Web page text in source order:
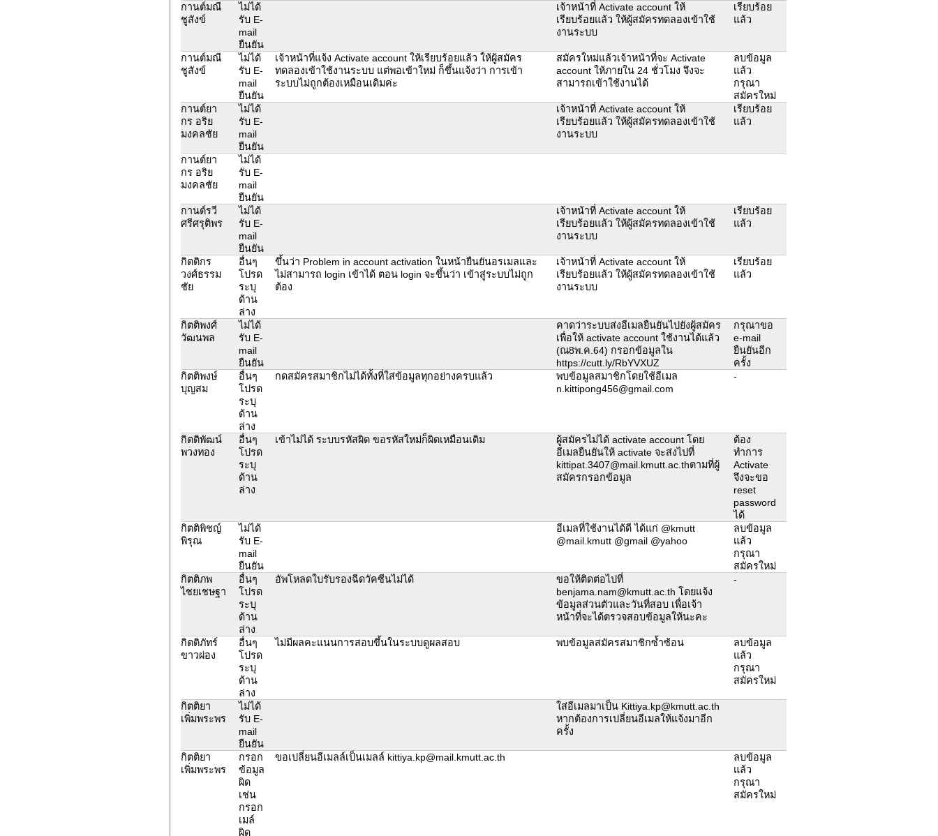
กานต์มณี
ชูสังข์
ไม่ได้
รับ E-
mail
ยืนยัน
เจ้าหน้าที่ Activate account ให้
เรียบร้อยแล้ว ให้ผู้สมัครทดลองเข้าใช้
งานระบบ
เรียบร้อย
แล้ว
กานต์มณี
ชูสังข์
ไม่ได้
รับ E-
mail
ยืนยัน
เจ้าหน้าที่แจ้ง Activate account ให้เรียบร้อยแล้ว ให้ผู้สมัคร
ทดลองเข้าใช้งานระบบ แต่พอเข้าใหม่ ก็ขึ้นแจ้งว่า การเข้า
ระบบไม่ถูกต้องเหมือนเดิมค่ะ
สมัครใหม่แล้วเจ้าหน้าที่จะ Activate
account ให้ภายใน 24 ชั่วโมง จึงจะ
สามารถเข้าใช้งานได้
ลบข้อมูล
แล้ว
กรุณา
สมัครใหม่
กานต์ยา
กร อริย
มงคลชัย
ไม่ได้
รับ E-
mail
ยืนยัน
เจ้าหน้าที่ Activate account ให้
เรียบร้อยแล้ว ให้ผู้สมัครทดลองเข้าใช้
งานระบบ
เรียบร้อย
แล้ว
กานต์ยา
กร อริย
มงคลชัย
ไม่ได้
รับ E-
mail
ยืนยัน
กานต์รวี
ศรีศรุติพร
ไม่ได้
รับ E-
mail
ยืนยัน
เจ้าหน้าที่ Activate account ให้
เรียบร้อยแล้ว ให้ผู้สมัครทดลองเข้าใช้
งานระบบ
เรียบร้อย
แล้ว
กิตติกร
วงศ์ธรรม
ชัย
อื่นๆ
โปรด
ระบุ
ด้าน
ล่าง
ขึ้นว่า Problem in account activation ในหน้ายืนยันอรเมลและ
ไม่สามารถ login เข้าได้ ตอน login จะขึ้นว่า เข้าสู่ระบบไม่ถูก
ต้อง
เจ้าหน้าที่ Activate account ให้
เรียบร้อยแล้ว ให้ผู้สมัครทดลองเข้าใช้
งานระบบ
เรียบร้อย
แล้ว
กิตติพงศ์
วัฒนพล
ไม่ได้
รับ E-
mail
ยืนยัน
คาดว่าระบบส่งอีเมลยืนยันไปยังผู้สมัคร
เพื่อให้ activate account ใช้งานได้แล้ว
(ณ8พ.ค.64) กรอกข้อมูลใน
https://cutt.ly/RbYVXUZ
กรุณาขอ
e-mail
ยืนยันอีก
ครั้ง
กิตติพงษ์
บุญสม
อื่นๆ
โปรด
ระบุ
ด้าน
ล่าง
กดสมัครสมาชิกไม่ได้ทั้งที่ใส่ข้อมูลทุกอย่างครบแล้ว
พบข้อมูลสมาชิกโดยใช้อีเมล
n.kittipong456@gmail.com
-
กิตติพัฒน์
พวงทอง
อื่นๆ
โปรด
ระบุ
ด้าน
ล่าง
เข้าไม่ได้ ระบบรหัสผิด ขอรหัสใหม่ก็ผิดเหมือนเดิม
ผู้สมัครไม่ได้ activate account โดย
อีเมลยืนยันให้ activate จะส่งไปที่
kittipat.3407@mail.kmutt.ac.thตามที่ผู้
สมัครกรอกข้อมูล
ต้อง
ทำการ
Activate
จึงจะขอ
reset
password
ได้
กิตติพิชญ์
พิรุณ
ไม่ได้
รับ E-
mail
ยืนยัน
อีเมลที่ใช้งานได้ดี ได้แก่ @kmutt
@mail.kmutt @gmail @yahoo
ลบข้อมูล
แล้ว
กรุณา
สมัครใหม่
กิตติภพ
ไชยเชษฐา
อื่นๆ
โปรด
ระบุ
ด้าน
ล่าง
อัพโหลดใบรับรองฉีดวัคซีนไม่ได้
ขอให้ติดต่อไปที่
benjama.nam@kmutt.ac.th โดยแจ้ง
ข้อมูลส่วนตัวและวันที่สอบ เพื่อเจ้า
หน้าที่จะได้ตรวจสอบข้อมูลให้นะคะ
-
กิตติภัทร์
ขาวผ่อง
อื่นๆ
โปรด
ระบุ
ด้าน
ล่าง
ไม่มีผลคะแนนการสอบขึ้นในระบบดูผลสอบ พบข้อมูลสมัครสมาชิกซ้ำซ้อน
ลบข้อมูล
แล้ว
กรุณา
สมัครใหม่
กิตติยา
เพิ่มพระพร
ไม่ได้
รับ E-
mail
ยืนยัน
ใส่อีเมลมาเป็น Kittiya.kp@kmutt.ac.th
หากต้องการเปลี่ยนอีเมลให้แจ้งมาอีก
ครั้ง
กิตติยา
เพิ่มพระพร
กรอก
ข้อมูล
ผิด
เช่น
กรอก
เมล์
ผิด
ขอเปลี่ยนอีเมลล์เป็นเมลล์ kittiya.kp@mail.kmutt.ac.th
ลบข้อมูล
แล้ว
กรุณา
สมัครใหม่